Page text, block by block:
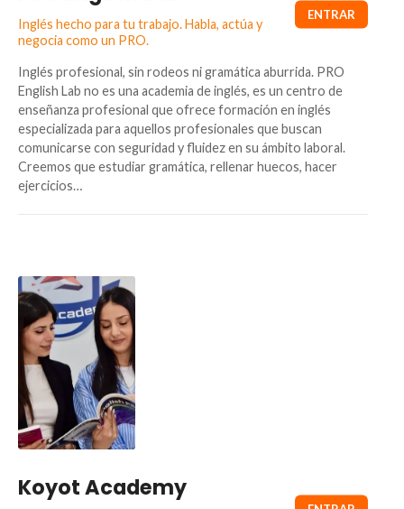
Inglés hecho para tu trabajo. Habla, actúa y
negocia como un PRO.
Inglés profesional, sin rodeos ni gramática aburrida. PRO
English Lab no es una academia de inglés, es un centro de
enseñanza profesional que ofrece formación en inglés
especializada para aquellos profesionales que buscan
comunicarse con seguridad y fluidez en su ámbito laboral.
Creemos que estudiar gramática, rellenar huecos, hacer
ejercicios…
Koyot Academy